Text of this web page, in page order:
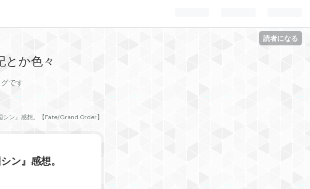
読者になる
とか色々
です
シン』感想。【Fate/Grand Order】
ン』感想。